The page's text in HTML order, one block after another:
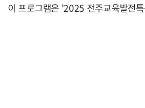
이 프로그램은 '2025 전주교육발전